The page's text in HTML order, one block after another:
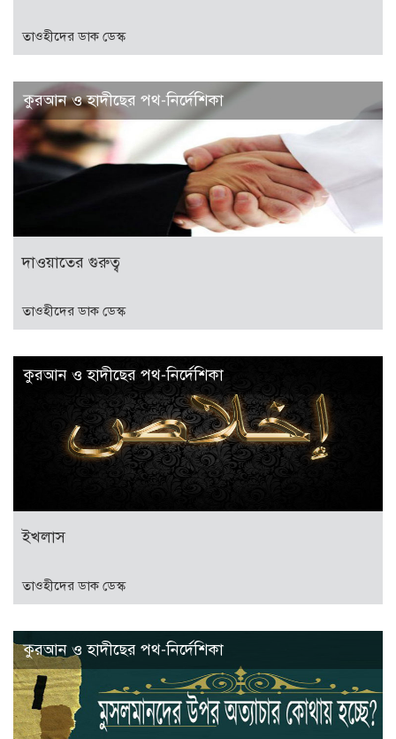
তাওহীদের ডাক ডেস্ক
কুরআন ও হাদীছের পথ-নির্দেশিকা
দাওয়াতের গুরুত্ব
তাওহীদের ডাক ডেস্ক
কুরআন ও হাদীছের পথ-নির্দেশিকা
ইখলাস
তাওহীদের ডাক ডেস্ক
কুরআন ও হাদীছের পথ-নির্দেশিকা